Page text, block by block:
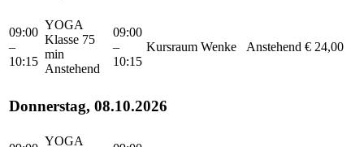
09:00
–
10:15
YOGA
Klasse 75
min
Anstehend
09:00
–
10:15
Kursraum Wenke Anstehend € 24,00
Donnerstag, 08.10.2026
YOGA